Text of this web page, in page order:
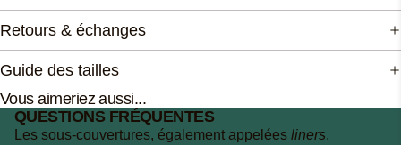
Retours & échanges
Guide des tailles
Vous aimeriez aussi...
QUESTIONS FRÉQUENTES
Les sous-couvertures, également appelées liners,